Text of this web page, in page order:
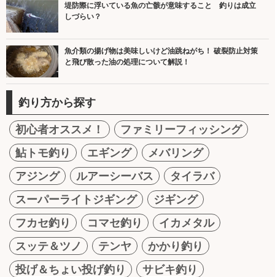
堤防際に浮いている魚の亡骸が意味すること 釣りは成立
しづらい？
魚介類の揚げ物は美味しいけど油跳ねがち！ 破裂防止対策
と飛び散った油の処理について解説！
釣り方から探す
初心者オススメ！
ファミリーフィッシング
鮎トモ釣り
エギング
メバリング
アジング
ルアーシーバス
タイラバ
スーパーライトジギング
ジギング
フカセ釣り
コマセ釣り
イカメタル
スッテ＆ツノ
テンヤ
かかり釣り
投げ＆ちょい投げ釣り
サビキ釣り